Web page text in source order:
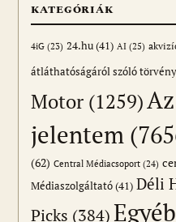
KATEGÓRIÁK
4iG (23) 24.hu(41) AI (25)
átláthatóságáról szóló törvény
Motor (1259)
jelentem
(62) Central Médiacsoport (24)
Médiaszolgáltató(41) Déli
Picks (384)Egyéb